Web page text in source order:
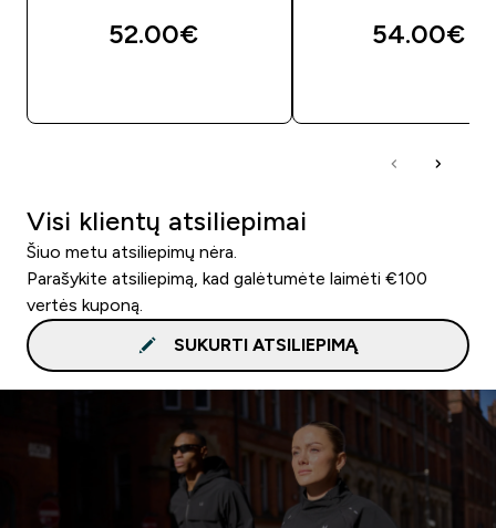
52.00€‎ 54.00€‎
Visi klientų atsiliepimai
Šiuo metu atsiliepimų nėra.
Parašykite atsiliepimą, kad galėtumėte laimėti €100
vertės kuponą.
SUKURTI ATSILIEPIMĄ